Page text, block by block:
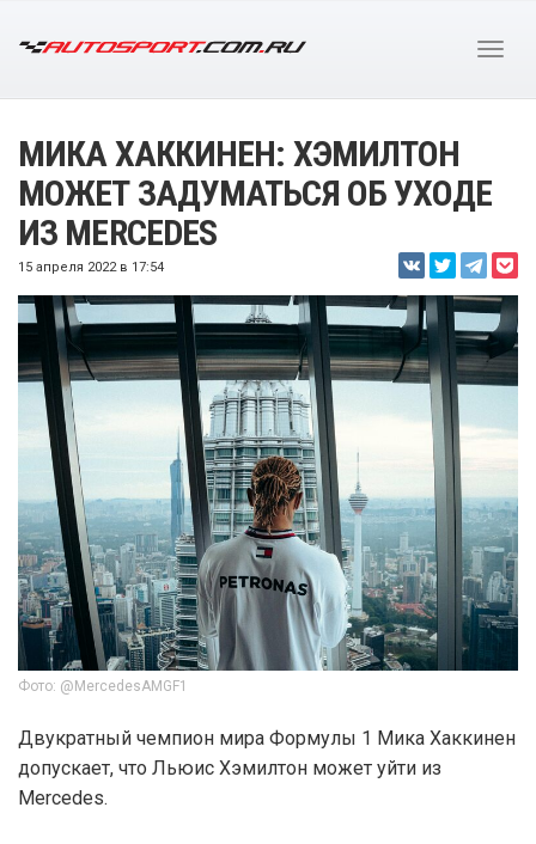
МИКА ХАККИНЕН: ХЭМИЛТОН
МОЖЕТ ЗАДУМАТЬСЯ ОБ УХОДЕ
ИЗ MERCEDES
15 апреля 2022 в 17:54
Фото: @MercedesAMGF1
Двукратный чемпион мира Формулы 1 Мика Хаккинен
допускает, что Льюис Хэмилтон может уйти из
Mercedes.